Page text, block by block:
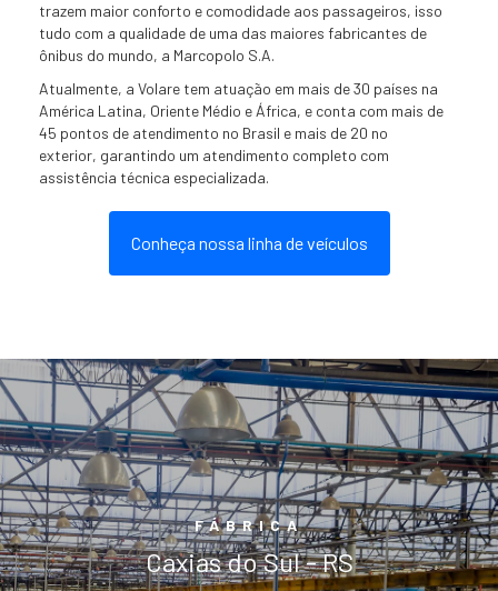
FLY 9
até 53 passageiros + motorista
Explore
ATTACK 10
trazem maior conforto e comodidade aos passageiros, isso
tudo com a qualidade de uma das maiores fabricantes de
ônibus do mundo, a Marcopolo S.A.
Atualmente, a Volare tem atuação em mais de 30 países na
América Latina, Oriente Médio e África, e conta com mais de
45 pontos de atendimento no Brasil e mais de 20 no
exterior, garantindo um atendimento completo com
assistência técnica especializada.
Conheça nossa linha de veículos
FÁBRICA
Caxias do Sul - RS